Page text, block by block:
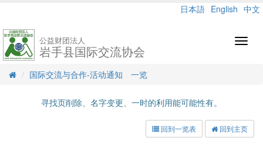
日本語 English 中文
公益财团法人
岩手县国际交流协会
国际交流与合作-活动通知 一览
寻找页削除、名字变更、一时的利用能可能性有。
回到一览表 回到主页